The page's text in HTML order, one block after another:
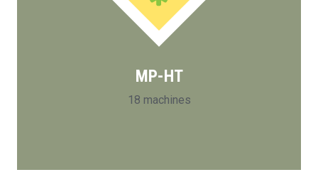
MP-HT
18 machines